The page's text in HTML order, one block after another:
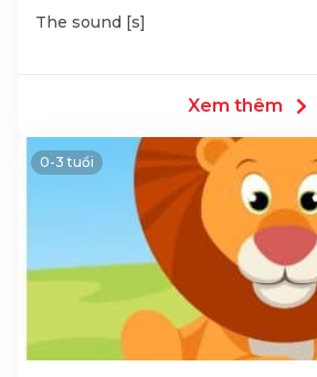
The sound [s]
Xem thêm
0-3 tuổi